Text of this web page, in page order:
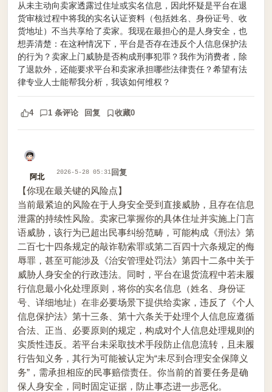
从未主动向卖家透露过住址或实名信息，因此怀疑是平台在退
货审核过程中将我的实名认证资料（包括姓名、身份证号、收
货地址）不当共享给了卖家。我现在最担心的是人身安全，也
想弄清楚：在这种情况下，平台是否存在违反个人信息保护法
的行为？卖家上门威胁是否构成刑事犯罪？我作为消费者，除
了退款外，还能要求平台和卖家承担哪些法律责任？希望有法
律专业人士能帮我分析，我该如何维权？
4 1 条评论 回复 收藏0
阿北
2026-5-28 05:31回复
【你现在最关键的风险点】
当前最紧迫的风险在于人身安全受到直接威胁，且存在信息
泄露的持续性风险。卖家已掌握你的具体住址并实施上门言
语威胁，该行为已超出民事纠纷范畴，可能构成《刑法》第
二百七十四条规定的敲诈勒索罪或第二百四十六条规定的侮
辱罪，甚至可能涉及《治安管理处罚法》第四十二条中关于
威胁人身安全的行政违法。同时，平台在退货流程中若未履
行信息最小化处理原则，将你的实名信息（姓名、身份证
号、详细地址）在非必要场景下提供给卖家，违反了《个人
信息保护法》第十三条、第十六条关于处理个人信息应遵循
合法、正当、必要原则的规定，构成对个人信息处理规则的
实质性违反。若平台未采取技术手段防止信息流转，且未履
行告知义务，其行为可能被认定为“未尽到合理安全保障义
务”，需承担相应的民事赔偿责任。你当前的首要任务是确
保人身安全，同时固定证据，防止事态进一步恶化。